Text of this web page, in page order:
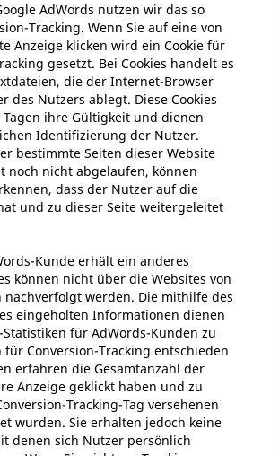
AdWords nutzen wir das so
Tracking. Wenn Sie auf eine von
Anzeige klicken wird ein Cookie für
gesetzt. Bei Cookies handelt es
die der Internet-Browser
des Nutzers ablegt. Diese Cookies
ihre Gültigkeit und dienen
Identifizierung der Nutzer.
bestimmte Seiten dieser Website
noch nicht abgelaufen, können
dass der Nutzer auf die
und zu dieser Seite weitergeleitet
Kunde erhält ein anderes
können nicht über die Websites von
nachverfolgt werden. Die mithilfe des
eingeholten Informationen dienen
für AdWords-Kunden zu
Conversion-Tracking entschieden
erfahren die Gesamtanzahl der
Anzeige geklickt haben und zu
Tracking-Tag versehenen
wurden. Sie erhalten jedoch keine
denen sich Nutzer persönlich